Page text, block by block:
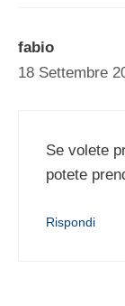
fabio
18 Settembre
Se volete
potete
Rispondi